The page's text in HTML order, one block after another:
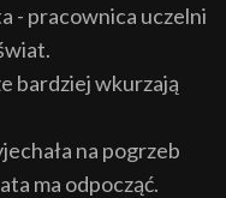
- pracownica uczelni
bardziej wkurzają
na pogrzeb
ma odpocząć.